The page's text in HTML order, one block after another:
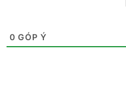
0 GÓP Ý